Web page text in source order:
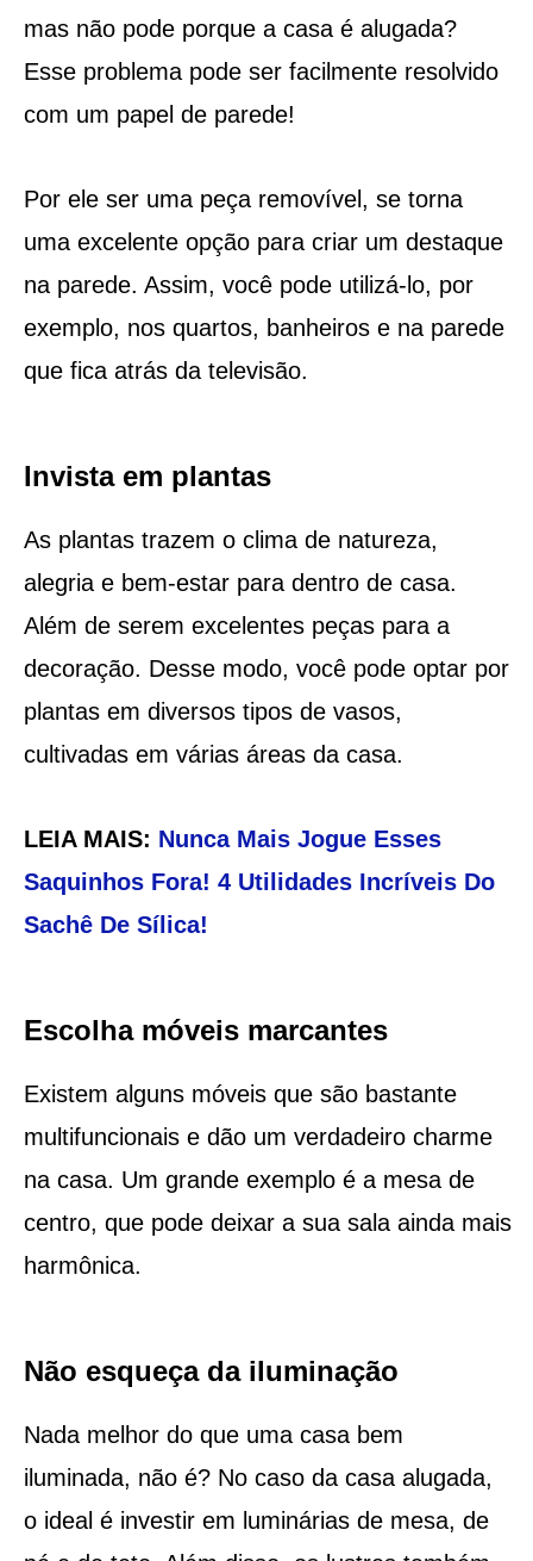
mas não pode porque a casa é alugada?
Esse problema pode ser facilmente resolvido
com um papel de parede!
Por ele ser uma peça removível, se torna
uma excelente opção para criar um destaque
na parede. Assim, você pode utilizá-lo, por
exemplo, nos quartos, banheiros e na parede
que fica atrás da televisão.
Invista em plantas
As plantas trazem o clima de natureza,
alegria e bem-estar para dentro de casa.
Além de serem excelentes peças para a
decoração. Desse modo, você pode optar por
plantas em diversos tipos de vasos,
cultivadas em várias áreas da casa.
LEIA MAIS: Nunca Mais Jogue Esses
Saquinhos Fora! 4 Utilidades Incríveis Do
Sachê De Sílica!
Escolha móveis marcantes
Existem alguns móveis que são bastante
multifuncionais e dão um verdadeiro charme
na casa. Um grande exemplo é a mesa de
centro, que pode deixar a sua sala ainda mais
harmônica.
Não esqueça da iluminação
Nada melhor do que uma casa bem
iluminada, não é? No caso da casa alugada,
o ideal é investir em luminárias de mesa, de